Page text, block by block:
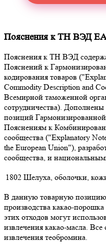
Пояснения к ТН ВЭД
Пояснения к ТН ВЭД
Пояснений к
кодирования товаров
Commodity Description and
Всемирной таможенной
сотрудничества).
позиций
Пояснениям к
сообщества ("Explanatory
the European Union"),
сообщества, и
1802 Шелуха, оболочки,
В данную товарную
производства какао-
этих отходов могут
извлечения какао-масла.
извлечения теобромина.